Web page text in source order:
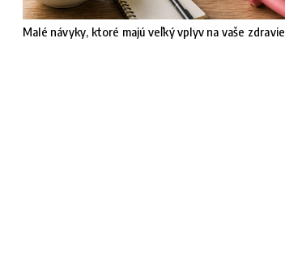
Malé návyky, ktoré majú veľký vplyv na vaše zdravie